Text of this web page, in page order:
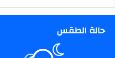
حالة الطقس